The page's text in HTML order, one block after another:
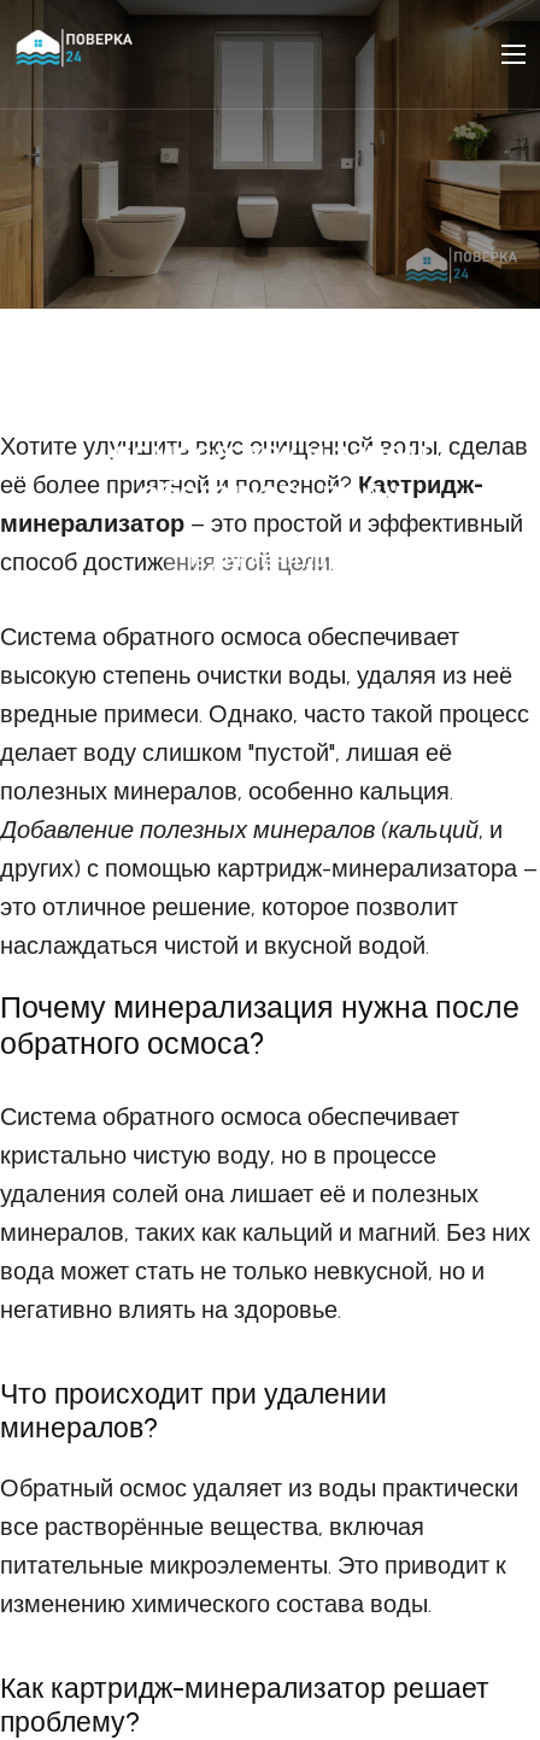
осмоса: как и зачем
обогащать воду
18 ДЕКАБРЯ 2024
Хотите улучшить вкус очищенной воды, сделав
её более приятной и полезной? Картридж-
минерализатор – это простой и эффективный
способ достижения этой цели.
Система обратного осмоса обеспечивает
высокую степень очистки воды, удаляя из неё
вредные примеси. Однако, часто такой процесс
делает воду слишком "пустой", лишая её
полезных минералов, особенно кальция.
Добавление полезных минералов (кальций, и
других) с помощью картридж-минерализатора –
это отличное решение, которое позволит
наслаждаться чистой и вкусной водой.
Почему минерализация нужна после
обратного осмоса?
Система обратного осмоса обеспечивает
кристально чистую воду, но в процессе
удаления солей она лишает её и полезных
минералов, таких как кальций и магний. Без них
вода может стать не только невкусной, но и
негативно влиять на здоровье.
Что происходит при удалении
минералов?
Обратный осмос удаляет из воды практически
все растворённые вещества, включая
питательные микроэлементы. Это приводит к
изменению химического состава воды.
Как картридж-минерализатор решает
проблему?